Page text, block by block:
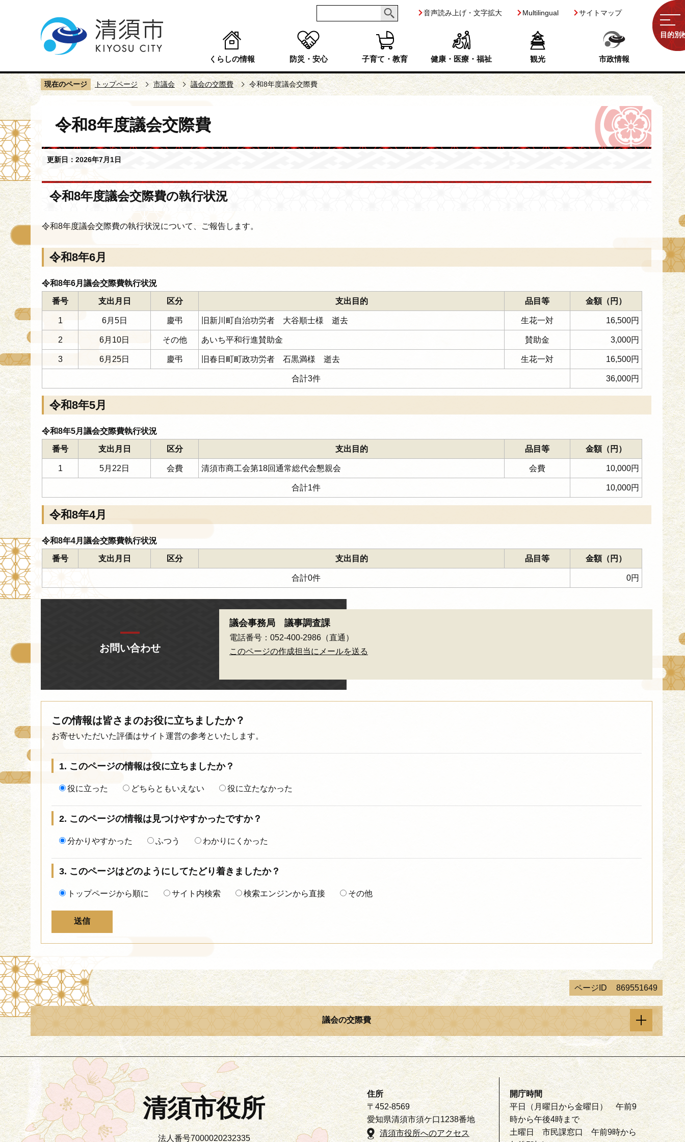
の
先
頭
で
す
音声読み上げ・文字拡大 Multilingual サイトマップ
くらしの情報 防災・安心 子育て・教育 健康・医療・福祉 観光 市政情報
目的別
現在のページ トップページ 市議会 議会の交際費 令和8年度議会交際費
令和8年度議会交際費
更新日：2026年7月1日
令和8年度議会交際費の執行状況
令和8年度議会交際費の執行状況について、ご報告します。
令和8年6月
令和8年6月議会交際費執行状況
番号 支出月日 区分 支出目的 品目等 金額（円）
1 6月5日 慶弔 旧新川町自治功労者 大谷順士様 逝去 生花一対 16,500円
2 6月10日 その他 あいち平和行進賛助金 賛助金 3,000円
3 6月25日 慶弔 旧春日町町政功労者 石黒満様 逝去 生花一対 16,500円
合計3件 36,000円
令和8年5月
令和8年5月議会交際費執行状況
番号 支出月日 区分 支出目的 品目等 金額（円）
1 5月22日 会費 清須市商工会第18回通常総代会懇親会 会費 10,000円
合計1件 10,000円
令和8年4月
令和8年4月議会交際費執行状況
番号 支出月日 区分 支出目的 品目等 金額（円）
合計0件 0円
お問い合わせ
議会事務局 議事調査課
電話番号：052-400-2986（直通）
このページの作成担当にメールを送る
この情報は皆さまのお役に立ちましたか？
お寄せいただいた評価はサイト運営の参考といたします。
1. このページの情報は役に立ちましたか？
役に立った どちらともいえない 役に立たなかった
2. このページの情報は見つけやすかったですか？
分かりやすかった ふつう わかりにくかった
3. このページはどのようにしてたどり着きましたか？
トップページから順に サイト内検索 検索エンジンから直接 その他
ページID 869551649
議会の交際費
清須市役所
法人番号7000020232335
住所
〒452-8569
愛知県清須市須ケ口1238番地
清須市役所へのアクセス
開庁時間
平日（月曜日から金曜日） 午前9
時から午後4時まで
土曜日 市民課窓口 午前9時から